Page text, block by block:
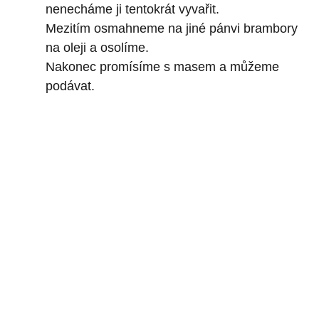
nenecháme ji tentokrát vyvařit.
Mezitím osmahneme na jiné pánvi brambory
na oleji a osolíme.
Nakonec promísíme s masem a můžeme
podávat.